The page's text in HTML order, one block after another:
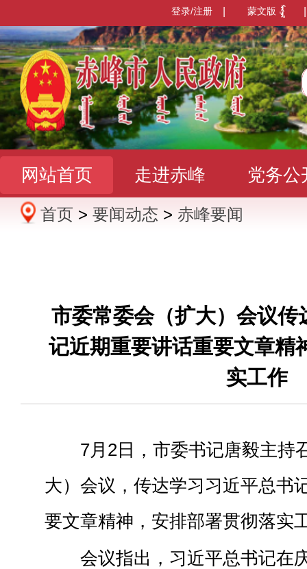
蒙文版
登录/注册
网站首页 走进赤峰 党务公
办事服务 政民互动
首页 > 要闻动态 > 赤峰要闻
市委常委会（扩大）会议传
记近期重要讲话重要文章精
实工作
7月2日，市委书记唐毅主持
大）会议，传达学习习近平总书
要文章精神，安排部署贯彻落实
会议指出，习近平总书记在